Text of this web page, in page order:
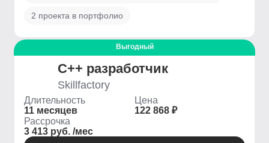
2 проекта в портфолио
Выгодный
C++ разработчик
Skillfactory
Длительность
11 месяцев
Цена
122 868 ₽
Рассрочка
3 413 руб. /мес